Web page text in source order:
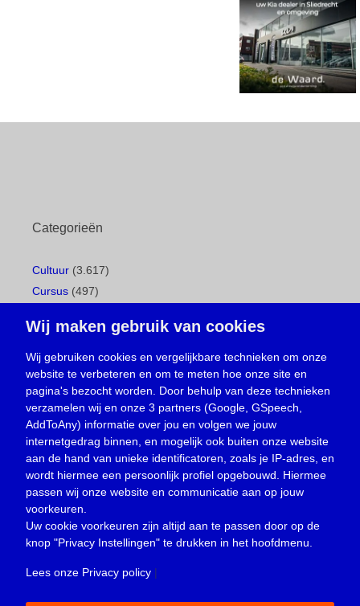
Categorieën
Cultuur (3.617)
Cursus (497)
Gemeentepagina(104)
Ingezonden brief(539)
Media(156)
Nieuws (23.330)
Oproep(734)
Overlijden(39)
Podcast(18)
prijsvraag (5)
Religie (1.438)
Service(226)
Wij maken gebruik van cookies
Wij gebruiken cookies en vergelijkbare technieken om onze
website te verbeteren en om te meten hoe onze site en
pagina's bezocht worden. Door behulp van deze technieken
verzamelen wij en onze 3 partners (Google, GSpeech,
AddToAny) informatie over jou en volgen we jouw
internetgedrag binnen, en mogelijk ook buiten onze website
aan de hand van unieke identificatoren, zoals je IP-adres, en
wordt hiermee een persoonlijk profiel opgebouwd. Hiermee
passen wij onze website en communicatie aan op jouw
voorkeuren.
Uw cookie voorkeuren zijn altijd aan te passen door op de
knop "Privacy Instellingen" te drukken in het hoofdmenu.
Lees onze Privacy policy |